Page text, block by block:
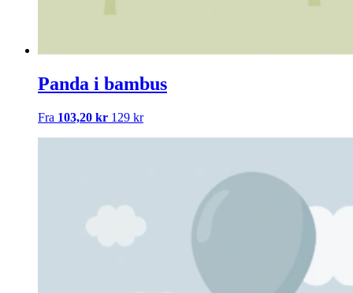
Panda i bambus
Fra 103,20 kr 129 kr